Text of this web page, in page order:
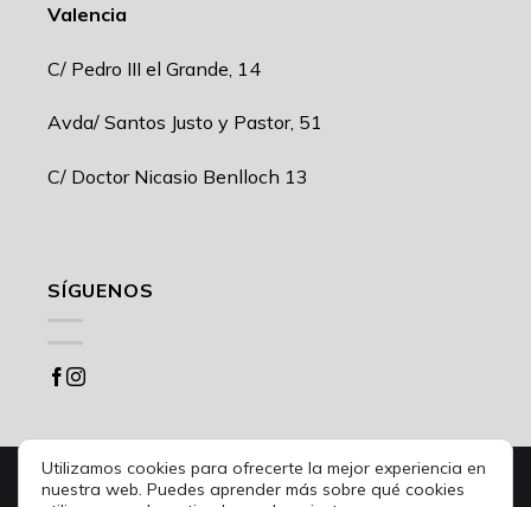
Valencia
C/ Pedro III el Grande, 14
Avda/ Santos Justo y Pastor, 51
C/ Doctor Nicasio Benlloch 13
SÍGUENOS
Desarrollo webUNANIME CREATIVOS
Utilizamos cookies para ofrecerte la mejor experiencia en
nuestra web. Puedes aprender más sobre qué cookies